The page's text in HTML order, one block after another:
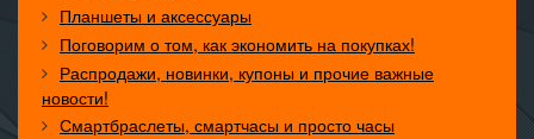
Планшеты и аксессуары
Поговорим о том, как экономить на покупках!
Распродажи, новинки, купоны и прочие важные
новости!
Смартбраслеты, смартчасы и просто часы